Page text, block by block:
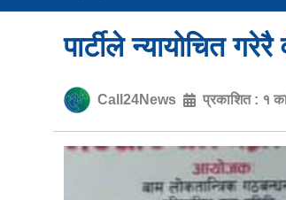
पार्टीले न्यायोचित
Call24News प्रकाशित : १